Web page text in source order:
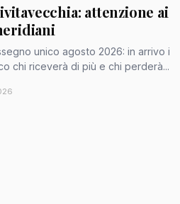
attenzione ai
unico agosto 2026: in arrivo i
chi riceverà di più e chi perderà...